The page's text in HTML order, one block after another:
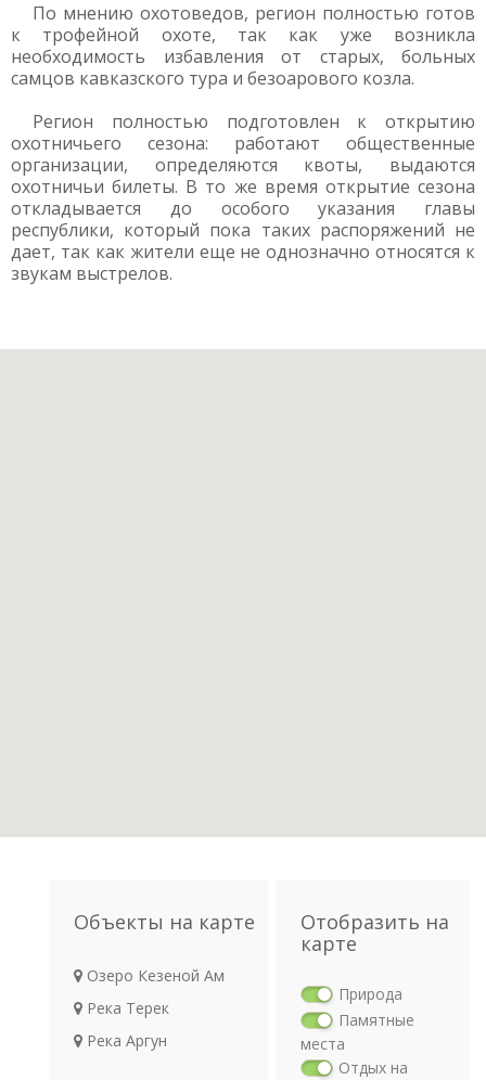
По мнению охотоведов, регион полностью готов
к трофейной охоте, так как уже возникла
необходимость избавления от старых, больных
самцов кавказского тура и безоарового козла.
Регион полностью подготовлен к открытию
охотничьего сезона: работают общественные
организации, определяются квоты, выдаются
охотничьи билеты. В то же время открытие сезона
откладывается до особого указания главы
республики, который пока таких распоряжений не
дает, так как жители еще не однозначно относятся к
звукам выстрелов.
Объекты на карте
Озеро Кезеной Ам
Река Терек
Река Аргун
Отобразить на
карте
Природа
Памятные
места
Отдых на